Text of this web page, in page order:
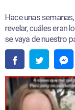
Hace unas
revelar, cuáles eran
se vaya de nuestro